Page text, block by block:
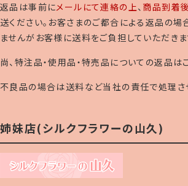
返品は事前にメールにて連絡の上、 商品到着
送ください。お客さまのご都合による返品の場
ませんがお客様に送料をご負担していただきま
尚、特注品・使用品・特売品についての返品は
不良品の場合は送料など当社の責任で処理さ
姉妹店(シルクフラワーの山久)